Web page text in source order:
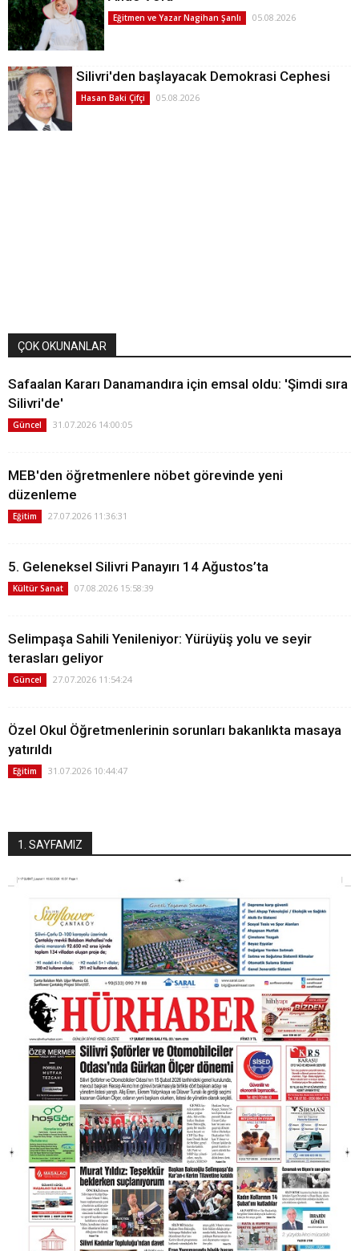
Eğitmen ve Yazar Nagihan Şanlı 05.08.2026
Silivri'den başlayacak Demokrasi Cephesi
Hasan Baki Çifçi 05.08.2026
ÇOK OKUNANLAR
Safaalan Kararı Danamandıra için emsal oldu: 'Şimdi sıra
Silivri'de'
Güncel 31.07.2026 14:00:05
MEB'den öğretmenlere nöbet görevinde yeni
düzenleme
Eğitim 27.07.2026 11:36:31
5. Geleneksel Silivri Panayırı 14 Ağustos’ta
Kültür Sanat 07.08.2026 15:58:39
Selimpaşa Sahili Yenileniyor: Yürüyüş yolu ve seyir
terasları geliyor
Güncel 27.07.2026 11:54:24
Özel Okul Öğretmenlerinin sorunları bakanlıkta masaya
yatırıldı
Eğitim 31.07.2026 10:44:47
1. SAYFAMIZ